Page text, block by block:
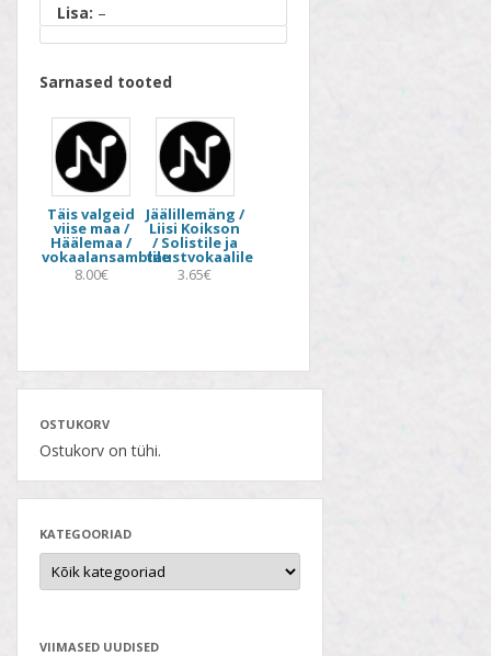
Lisa: –
Sarnased tooted
Täis valgeid
viise maa /
Häälemaa /
vokaalansamblile
8.00€
Jäälillemäng /
Liisi Koikson
/ Solistile ja
taustvokaalile
3.65€
OSTUKORV
Ostukorv on tühi.
KATEGOORIAD
VIIMASED UUDISED